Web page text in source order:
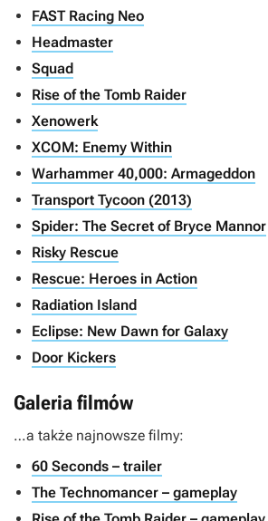
FAST Racing Neo
Headmaster
Squad
Rise of the Tomb Raider
Xenowerk
XCOM: Enemy Within
Warhammer 40,000: Armageddon
Transport Tycoon (2013)
Spider: The Secret of Bryce Mannor
Risky Rescue
Rescue: Heroes in Action
Radiation Island
Eclipse: New Dawn for Galaxy
Door Kickers
Galeria filmów
…a także najnowsze filmy:
60 Seconds – trailer
The Technomancer – gameplay